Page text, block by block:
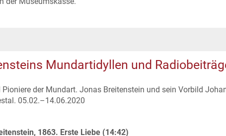
Mundartidyllen und
der Mundart. Jonas Breitenstein und sein Vorbild
05.02.–14.06.2020
1863. Erste Liebe (14:42)